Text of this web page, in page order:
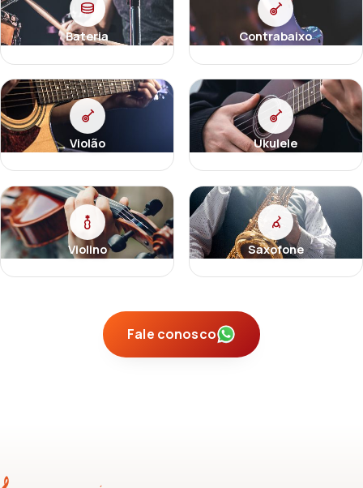
Bateria Contrabaixo
Violão Ukulele
Violino Saxofone
Fale conosco